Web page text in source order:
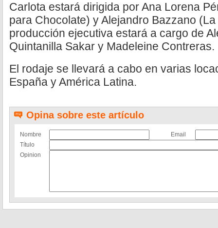
Carlota estará dirigida por Ana Lorena
para Chocolate) y Alejandro Bazzano
producción ejecutiva estará a cargo de
Quintanilla Sakar y Madeleine Contreras.
El rodaje se llevará a cabo en varias
España y América Latina.
Opina sobre este artículo
Nombre
Email
Título
Opinion